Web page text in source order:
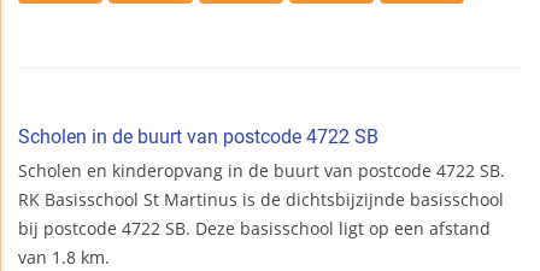
Scholen in de buurt van postcode 4722 SB
Scholen en kinderopvang in de buurt van postcode 4722 SB.
RK Basisschool St Martinus is de dichtsbijzijnde basisschool
bij postcode 4722 SB. Deze basisschool ligt op een afstand
van 1.8 km.